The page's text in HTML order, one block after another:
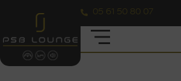
05 61 50 80 07